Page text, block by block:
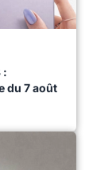
:
du 7 août